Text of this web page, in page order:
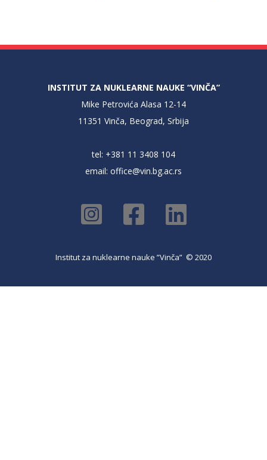
INSTITUT ZA NUKLEARNE NAUKE “VINČA”
Mike Petrovića Alasa 12-14
11351 Vinča, Beograd, Srbija
tel: +381 11 3408 104
email: office@vin.bg.ac.rs
Institut za nuklearne nauke ”Vinča” © 2020